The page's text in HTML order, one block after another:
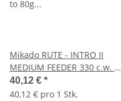
Mikado RUTE - INTRO II
MEDIUM FEEDER 330 c.w. up
to 80g (3+3 sec.)
40,12 € *
40,12 € pro 1 Stk.